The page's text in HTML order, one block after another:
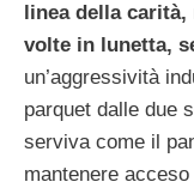
linea della
volte in lunetta,
un’aggressività
parquet dalle due
serviva come il
mantenere